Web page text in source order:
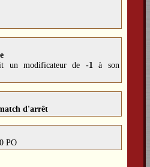
un modificateur de -1
à son
d'arrêt
PO